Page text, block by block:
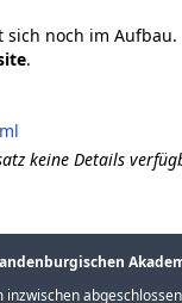
noch im Aufbau.
.
keine Details